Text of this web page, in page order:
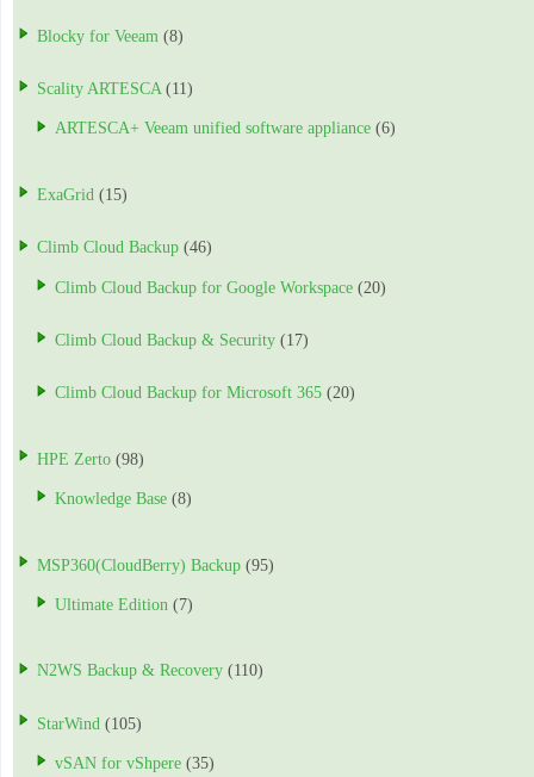
Blocky for Veeam (8)
Scality ARTESCA(11)
ARTESCA+ Veeam unified software appliance (6)
ExaGrid (15)
Climb Cloud Backup (46)
Climb Cloud Backup for Google Workspace (20)
Climb Cloud Backup & Security (17)
Climb Cloud Backup for Microsoft 365 (20)
HPE Zerto (98)
Knowledge Base (8)
MSP360(CloudBerry) Backup (95)
Ultimate Edition (7)
N2WS Backup & Recovery (110)
StarWind (105)
vSAN for vShpere (35)